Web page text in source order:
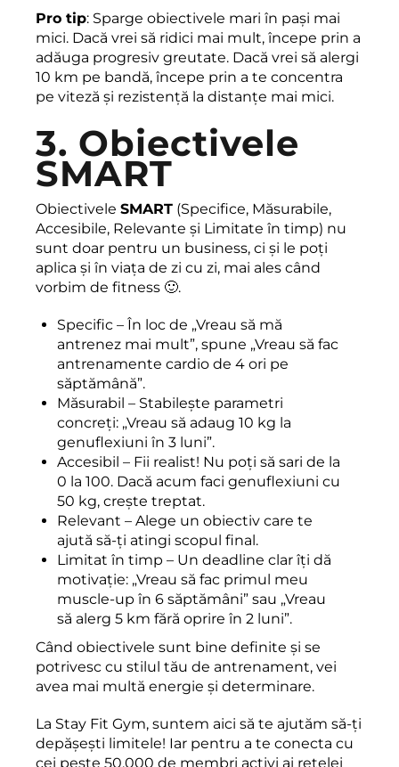
Pro tip: Sparge obiectivele mari în pași mai
mici. Dacă vrei să ridici mai mult, începe prin a
adăuga progresiv greutate. Dacă vrei să alergi
10 km pe bandă, începe prin a te concentra
pe viteză și rezistență la distanțe mai mici.
3. Obiectivele
SMART
Obiectivele SMART (Specifice, Măsurabile,
Accesibile, Relevante și Limitate în timp) nu
sunt doar pentru un business, ci și le poți
aplica și în viața de zi cu zi, mai ales când
vorbim de fitness 🙂.
Specific – În loc de „Vreau să mă
antrenez mai mult”, spune „Vreau să fac
antrenamente cardio de 4 ori pe
săptămână”.
Măsurabil – Stabilește parametri
concreți: „Vreau să adaug 10 kg la
genuflexiuni în 3 luni”.
Accesibil – Fii realist! Nu poți să sari de la
0 la 100. Dacă acum faci genuflexiuni cu
50 kg, crește treptat.
Relevant – Alege un obiectiv care te
ajută să-ți atingi scopul final.
Limitat în timp – Un deadline clar îți dă
motivație: „Vreau să fac primul meu
muscle-up în 6 săptămâni” sau „Vreau
să alerg 5 km fără oprire în 2 luni”.
Când obiectivele sunt bine definite și se
potrivesc cu stilul tău de antrenament, vei
avea mai multă energie și determinare.
La Stay Fit Gym, suntem aici să te ajutăm să-ți
depășești limitele! Iar pentru a te conecta cu
cei peste 50.000 de membri activi ai rețelei